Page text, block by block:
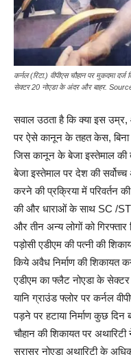
कर्नल (रिटा.) वीपीएस चौहान पर मुकदमा
सेक्टर 20 नोएडा के अंदर और बाहर.
सवाल उठता है कि क्या इस
पर ऐसे कानून के तहत केस, बिना
जिस कानून के बेजा इस्तेमाल की
बेजा इस्तेमाल पर देश की
करने की प्रक्रिया में परिवर्तन
की और धाराओं के साथ SC /
और तीन अन्य लोगों को
पड़ोसी एडीएम की पत्नी की
किये अवैध निर्माण की शिकायत
एडीएम का फ्लैट नोएडा के
यानि ग्राउंड फ्लोर पर कर्नल
पड़ने पर हटाया निर्माण कुछ
चौहान की शिकायत पर अथारिटी
सरासर नोएडा अथारिटी के